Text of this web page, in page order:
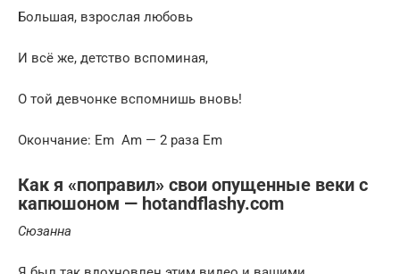
Большая, взрослая любовь
И всё же, детство вспоминая,
О той девчонке вспомнишь вновь!
Окончание: Em Am — 2 раза Em
Как я «поправил» свои опущенные веки с
капюшоном — hotandflashy.com
Сюзанна